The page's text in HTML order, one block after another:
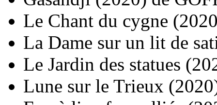
Le Chant du cygne
La Dame sur un lit de
Le Jardin des statues
Lune sur le Trieux